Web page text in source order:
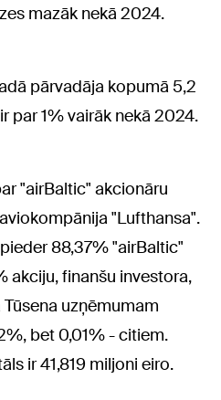
mazāk nekā 2024.
pārvadāja kopumā 5,2
par 1% vairāk nekā 2024.
"airBaltic" akcionāru
"Lufthansa".
88,37% "airBaltic"
akciju, finanšu investora,
uzņēmumam
bet 0,01% - citiem.
ir 41,819 miljoni eiro.